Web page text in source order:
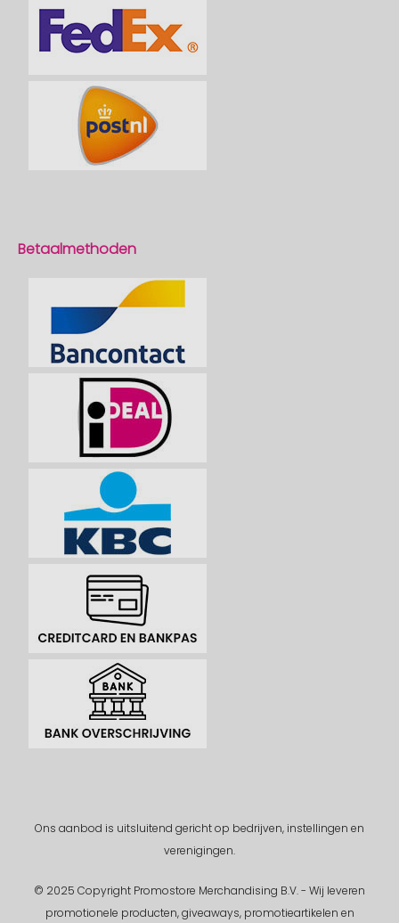
Betaalmethoden
Ons aanbod is uitsluitend gericht op bedrijven, instellingen en
verenigingen.
© 2025 Copyright Promostore Merchandising B.V. - Wij leveren
promotionele producten, giveaways, promotieartikelen en